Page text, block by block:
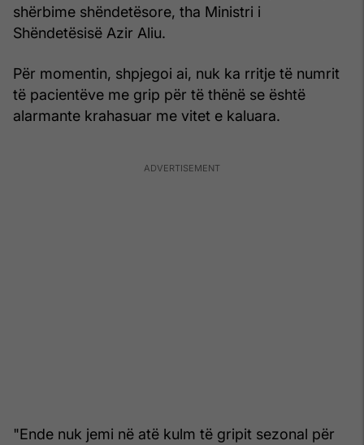
shërbime shëndetësore, tha Ministri i
Shëndetësisë Azir Aliu.
Për momentin, shpjegoi ai, nuk ka rritje të numrit
të pacientëve me grip për të thënë se është
alarmante krahasuar me vitet e kaluara.
"Ende nuk jemi në atë kulm të gripit sezonal për